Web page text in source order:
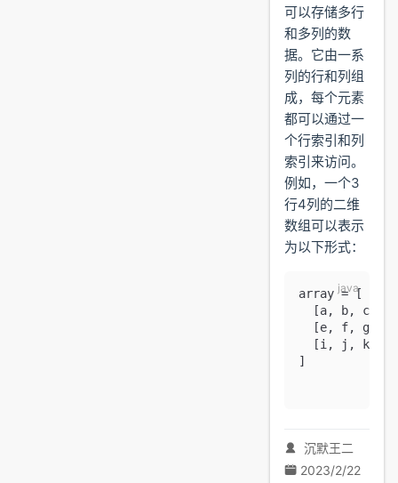
可以存储多行
和多列的数
据。它由一系
列的行和列组
成，每个元素
都可以通过一
个行索引和列
索引来访问。
例如，一个3
行4列的二维
数组可以表示
为以下形式：
array = [
  [a
, b, c
  [e
, f, g
  [i
, j , k
]
沉默王二
2023/2/22